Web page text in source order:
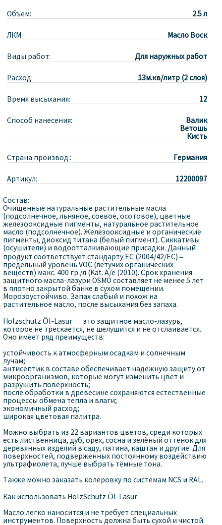
Объем: 2.5 л
ЛКМ: Масло Воск
Виды работ: Для наружных работ
Расход: 13м.кв/литр (2 слоя)
Время высыхания: 12
Способ нанесения:
Валик
Ветошь
Кисть
Страна производ.: Германия
Артикул: 12200097
Состав:
Очищенные натуральные растительные масла
(подсолнечное, льняное, соевое, осотовое), цветные
железооксидные пигменты, натуральное растительное
масло (подсолнечное). Железооксидные и органические
пигменты, диоксид титана (белый пигмент). Сиккативы
(осушители) и водоотталкивающие присадки. Данный
продукт соответствует стандарту ЕС (2004/42/ЕС) –
предельный уровень VOC (летучих органических
веществ) макс. 400 гр./л (Kat. A/e (2010). Срок хранения
защитного масла-лазури OSMO составляет не менее 5 лет
в плотно закрытой банке в сухом помещении.
Морозоустойчиво. Запах слабый и похож на
растительное масло, после высыхания без запаха.
Holzschutz Öl-Lasur — это защитное масло-лазурь,
которое не трескается, не шелушится и не отслаивается.
Оно имеет ряд преимуществ:
устойчивость к атмосферным осадкам и солнечным
лучам;
антисептик в составе обеспечивает надёжную защиту от
микроорганизмов, которые могут изменить цвет и
разрушить поверхность;
после обработки в древесине сохраняются естественные
процессы обмена тепла и влаги;
экономичный расход;
широкая цветовая палитра.
Можно выбрать из 22 вариантов цветов, среди которых
есть лиственница, дуб, орех, сосна и зелёный оттенок для
деревянных изделий в саду, патина, каштан и другие. Для
поверхностей, подверженных постоянному воздействию
ультрафиолета, лучше выбрать тёмные тона.
Также можно заказать колеровку по системам NCS и RAL.
Как использовать HolzSchutz Öl-Lasur:
Масло легко наносится и не требует специальных
инструментов. Поверхность должна быть сухой и чистой.